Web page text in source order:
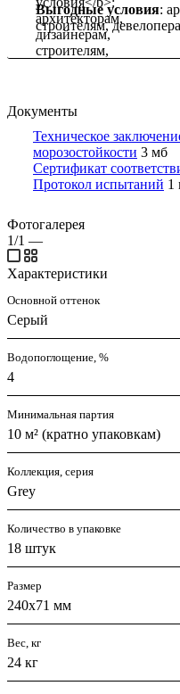
Выгодные условия:
строителям,
Документы
Техническое
морозостойкости 3 мб
Сертификат
Протокол испытаний 1
Фотогалерея
1/1 —
Характеристики
Основной оттенок
Серый
Водопоглощение, %
4
Минимальная партия
10 м² (кратно упаковкам)
Коллекция, серия
Grey
Количество в упаковке
18 штук
Размер
240х71 мм
Вес, кг
24 кг